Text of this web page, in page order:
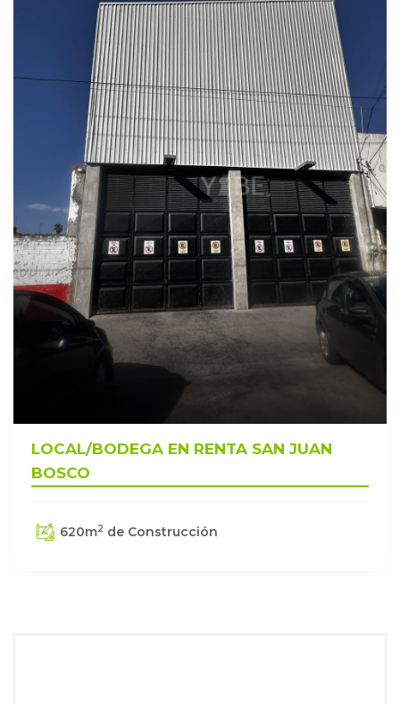
LOCAL/BODEGA EN RENTA SAN JUAN
BOSCO
620m2 de Construcción